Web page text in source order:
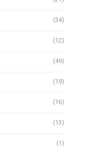
(34)
(12)
(49)
(19)
(16)
(13)
(1)